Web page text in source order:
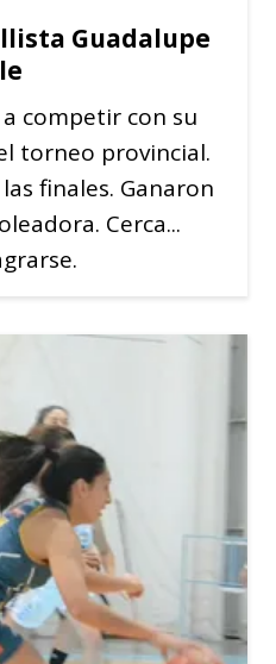
Guadalupe
competir con su
torneo provincial.
finales. Ganaron
Cerca...